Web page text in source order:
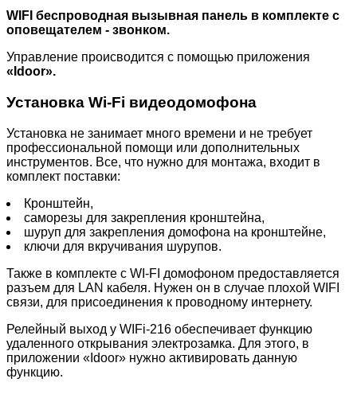
WIFI беспроводная вызывная панель в комплекте с
оповещателем - звонком.
Управление происводится с помощью приложения
«Idoor».
Установка Wi-Fi видеодомофона
Установка не занимает много времени и не требует
профессиональной помощи или дополнительных
инструментов. Все, что нужно для монтажа, входит в
комплект поставки:
Кронштейн,
саморезы для закрепления кронштейна,
шуруп для закрепления домофона на кронштейне,
ключи для вкручивания шурупов.
Также в комплекте с WI-FI домофоном предоставляется
разъем для LAN кабеля. Нужен он в случае плохой WIFI
связи, для присоединения к проводному интернету.
Релейный выход у WIFi-216 обеспечивает функцию
удаленного открывания электрозамка. Для этого, в
приложении «Idoor» нужно активировать данную
функцию.